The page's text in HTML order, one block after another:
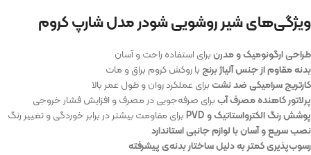
ویژگی‌های شیر روشویی شودر مدل شارپ کروم
طراحی ارگونومیک و مدرنبرای استفاده راحت و آسان
بدنه مقاوم از جنس آلیاژ برنج با روکش کروم براق و مات
کارتریج سرامیکی ضد نشتبرای عملکرد روان و طول عمر بالا
پرلاتور کاهنده مصرف آببرای صرفه‌جویی در مصرف و افزایش فشار خروجی
پوشش رنگ الکترواستاتیک و PVD
برای مقاومت بیشتر در برابر خوردگی و تغییر رنگ
نصب سریع و آسان با لوازم جانبی استاندارد
رسوب‌پذیری کمتر به دلیل ساختار بدنه‌ی پیشرفته